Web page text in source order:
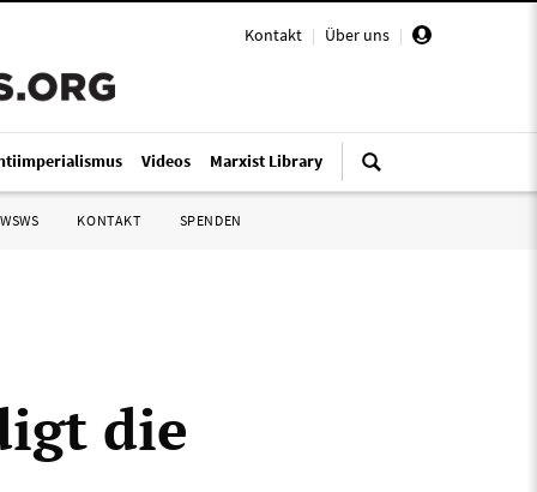
Kontakt | Über uns |
Videos Marxist Library
KONTAKT SPENDEN
die